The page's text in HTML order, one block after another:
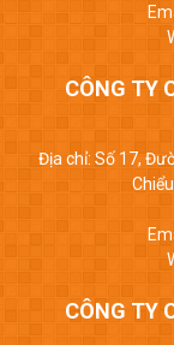
CÔNG TY
Địa chỉ: Số 17,
CÔNG TY